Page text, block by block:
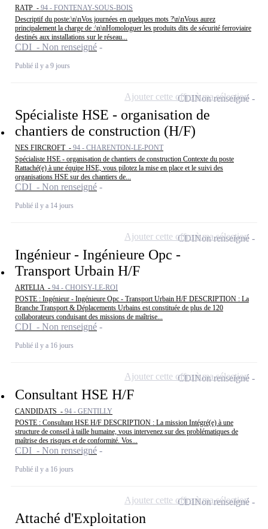
RATP - 94 - FONTENAY-SOUS-BOIS
Descriptif du poste:\n\nVos journées en quelques mots ?\n\nVous aurez
principalement la charge de :\n\nHomologuer les produits dits de sécurité ferroviaire
destinés aux installations sur le réseau...
CDI - Non renseigné
Publié il y a 9 jours
Spécialiste HSE - organisation de
chantiers de construction (H/F)
NES FIRCROFT - 94 - CHARENTON-LE-PONT
Spécialiste HSE - organisation de chantiers de construction Contexte du poste
Rattaché(e) à une équipe HSE, vous pilotez la mise en place et le suivi des
organisations HSE sur des chantiers de...
CDI - Non renseigné
Publié il y a 14 jours
CDINon renseigné
Ajouter cette offre à ma sélection
Ingénieur - Ingénieure Opc -
Transport Urbain H/F
ARTELIA - 94 - CHOISY-LE-ROI
POSTE : Ingénieur - Ingénieure Opc - Transport Urbain H/F DESCRIPTION : La
Branche Transport & Déplacements Urbains est constituée de plus de 120
collaborateurs conduisant des missions de maîtrise...
CDI - Non renseigné
Publié il y a 16 jours
CDINon renseigné
Ajouter cette offre à ma sélection
Consultant HSE H/F
CANDIDATS - 94 - GENTILLY
POSTE : Consultant HSE H/F DESCRIPTION : La mission Intégré(e) à une
structure de conseil à taille humaine, vous intervenez sur des problématiques de
maîtrise des risques et de conformité. Vos...
CDI - Non renseigné
Publié il y a 16 jours
CDINon renseigné
Ajouter cette offre à ma sélection
Attaché d'Exploitation
CDINon renseigné
Ajouter cette offre à ma sélection